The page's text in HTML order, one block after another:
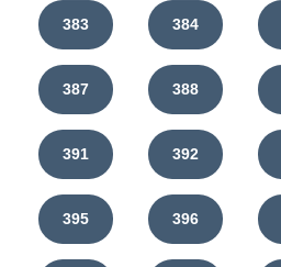
383 384
387 388
391 392
395 396